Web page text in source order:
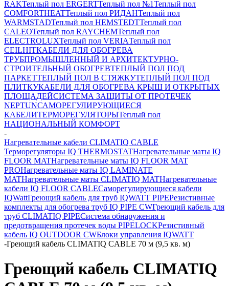
RAKТеплый пол ERGERTТеплый пол №1Теплый пол
COMFORTHEATТеплый пол РИДАНТеплый пол
WARMSTADТеплый пол HEMSTEDTТеплый пол
CALEOТеплый пол RAYCHEMТеплый пол
ELECTROLUXТеплый пол VERIAТеплый пол
CEILHITКАБЕЛИ ДЛЯ ОБОГРЕВА
ТРУБПРОМЫШЛЕННЫЙ И АРХИТЕКТУРНО-
СТРОИТЕЛЬНЫЙ ОБОГРЕВТЕПЛЫЙ ПОЛ ПОД
ПАРКЕТТЕПЛЫЙ ПОЛ В СТЯЖКУТЕПЛЫЙ ПОЛ ПОД
ПЛИТКУКАБЕЛИ ДЛЯ ОБОГРЕВА КРЫШ И ОТКРЫТЫХ
ПЛОЩАДЕЙСИСТЕМА ЗАЩИТЫ ОТ ПРОТЕЧЕК
NEPTUNСАМОРЕГУЛИРУЮЩИЕСЯ
КАБЕЛИТЕРМОРЕГУЛЯТОРЫТеплый пол
НАЦИОНАЛЬНЫЙ КОМФОРТ
-
Нагревательные кабели CLIMATIQ CABLE
Терморегуляторы IQ THERMOSTATНагревательные маты IQ
FLOOR MATНагревательные маты IQ FLOOR MAT
PROНагревательные маты IQ LAMINATE
MATНагревательные маты CLIMATIQ MATНагревательные
кабели IQ FLOOR CABLEСаморегулирующиеся кабели
IQWattГреющий кабель для труб IQWATT PIPEРезистивные
комплекты для обогрева труб IQ PIPE CWГреющий кабель для
труб CLIMATIQ PIPEСистема обнаружения и
предотвращения протечек воды PIPELOCKРезистивный
кабель IQ OUTDOOR CWБлоки управления IQWATT
-Греющий кабель CLIMATIQ CABLE 70 м (9,5 кв. м)
Греющий кабель CLIMATIQ